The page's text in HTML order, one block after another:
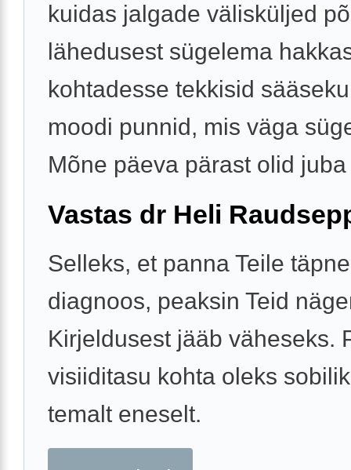
kuidas jalgade välisküljed
lähedusest sügelema
kohtadesse tekkisid
moodi punnid, mis väga
Mõne päeva pärast olid juba
Vastas dr Heli
Selleks, et panna Teile täpne
diagnoos, peaksin Teid
Kirjeldusest jääb väheseks.
visiiditasu kohta oleks
temalt eneselt.